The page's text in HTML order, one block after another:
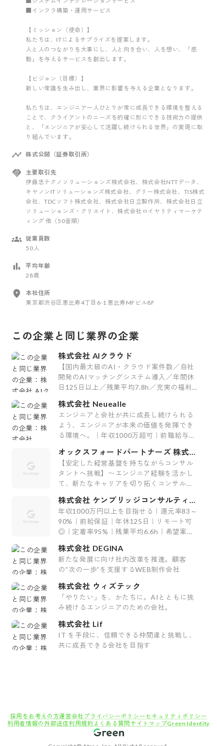
■インフラ構築・運用サービス
【ミッション（使命）】
私たちは、ITによるサプライズを提案します。
人と人のつながりを大事にし、人と向き合い、人を想い、「感
動」を与えるサービスを創出します。
【ビジョン（目標）】
新しい常識を生み出し、業界に影響を与える企業となります。
私たちは、エンジニア一人ひとりが常に成長できる環境を整える
ことで、クライアントのニーズを的確に形にできる技術力の提供
と、「エンジニアが安心して活躍し続けられる世界」の実現に取
り組んでいます。
株式公開（証券取引所）
主要取引先
伊藤忠テクノソリューションズ株式会社、株式会社NTTデータ、
キヤノンITソリューションズ株式会社、グリー株式会社、TIS株式
会社、TDCソフト株式会社、株式会社日立製作所、株式会社日立
ソリューションズ・クリエイト、株式会社ロイヤリティマーケテ
ィング 他（50音順）
従業員数
50人
平均年齢
28歳
本社住所
東京都渋谷区恵比寿4丁目6-1 恵比寿MFビル8F
この企業と同じ業界の企業
株式会社 AIクラウド
【国内最大級のAI・クラウド案件数／自社
開発のAIマッチングシステム導入／年間休
日125日以上／残業平均7.8h／充実の福利
株式会社 Neuealle
エンジニアと会社が共に成長し続けられる
よう、エンジニアが本来の価値を発揮でき
る環境へ。｜年収1000万超可｜前職給与保
オックスフォードパートナーズ 株式会
社
【安定した経営基盤を持ちながらコンサル
タントへ挑戦】〜エンジニア経験を活かし
て、新たなキャリアを切り拓くコンサルテ
株式会社 ケンブリッジコンサルティン
グ
年収1000万円以上を目指せる｜還元率83～
90%｜前給保証｜年休125日｜リモート可
◎｜定着率95%｜残業平均6.6h｜希望案件
株式会社 DEGINA
新たな発展に向け社内改革を推進。顧客
の“次の一歩”を支援するWEB制作会社
株式会社 ウィズテック
「やりたい」を、かたちに。AIとともに挑
み続けるエンジニアのための会社。
株式会社 Lif
IT を手段に、信頼できる仲間達と挑戦し、
共に成長できる会社を目指す
採用をお考えの方運営会社 プライバシーポリシーセキュリティポリシー
利用者情報の外部送信利用規約 よくある質問 サイトマップGreen Identity